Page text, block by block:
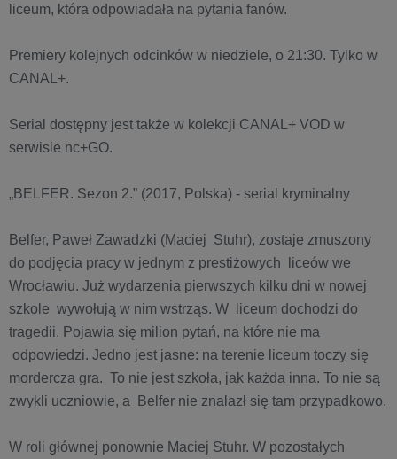
liceum, która odpowiadała na pytania fanów.
Premiery kolejnych odcinków w niedziele, o 21:30. Tylko w
CANAL+.
Serial dostępny jest także w kolekcji CANAL+ VOD w
serwisie nc+GO.
„BELFER. Sezon 2.” (2017, Polska) - serial kryminalny
Belfer, Paweł Zawadzki (Maciej Stuhr), zostaje zmuszony
do podjęcia pracy w jednym z prestiżowych liceów we
Wrocławiu. Już wydarzenia pierwszych kilku dni w nowej
szkole wywołują w nim wstrząs. W liceum dochodzi do
tragedii. Pojawia się milion pytań, na które nie ma
odpowiedzi. Jedno jest jasne: na terenie liceum toczy się
mordercza gra. To nie jest szkoła, jak każda inna. To nie są
zwykli uczniowie, a Belfer nie znalazł się tam przypadkowo.
W roli głównej ponownie Maciej Stuhr. W pozostałych